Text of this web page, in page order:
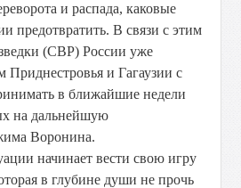
и распада, каковые
предотвратить. В связи с этим
(СВР) России уже
Приднестровья и Гагаузии с
в ближайшие недели
на дальнейшую
Воронина.
начинает вести свою игру
в глубине души не прочь